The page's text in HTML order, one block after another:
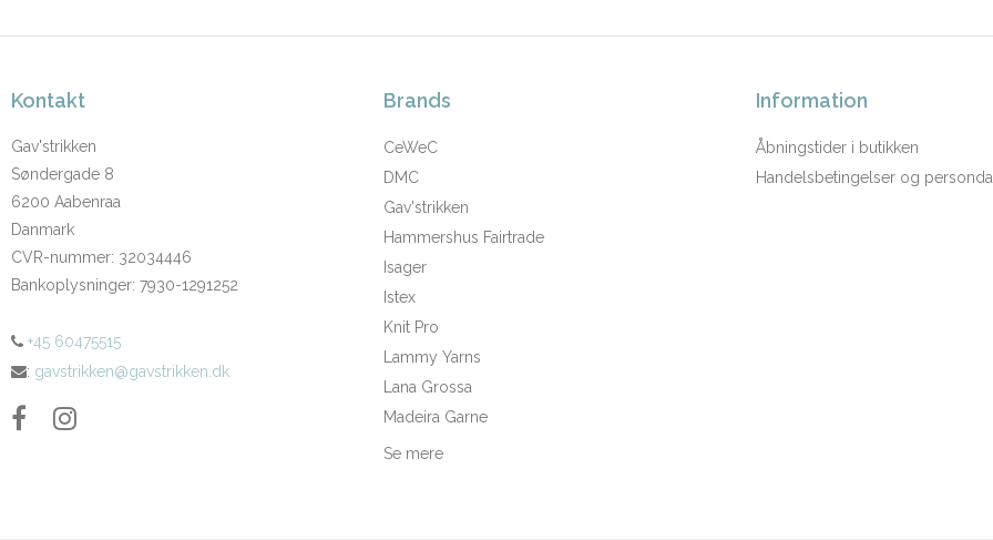
Kontakt
Gav'strikken
Søndergade 8
6200 Aabenraa
Danmark
CVR-nummer: 32034446
Bankoplysninger: 7930-1291252
+45 60475515
: gavstrikken@gavstrikken.dk
Brands
CeWeC
DMC
Gav'strikken
Hammershus Fairtrade
Isager
Istex
Knit Pro
Lammy Yarns
Lana Grossa
Madeira Garne
Se mere
Information
Åbningstider i butikken
Handelsbetingelser og